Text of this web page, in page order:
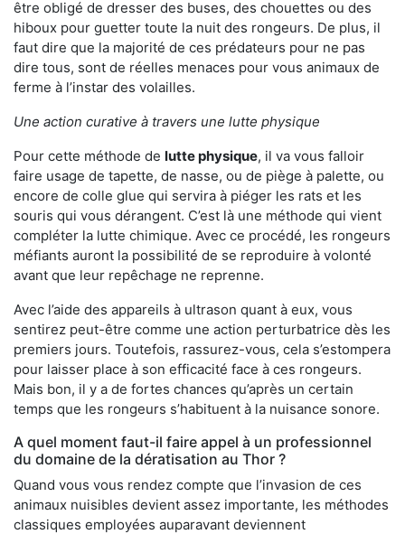
être obligé de dresser des buses, des chouettes ou des
hiboux pour guetter toute la nuit des rongeurs. De plus, il
faut dire que la majorité de ces prédateurs pour ne pas
dire tous, sont de réelles menaces pour vous animaux de
ferme à l’instar des volailles.
Une action curative à travers une lutte physique
Pour cette méthode de lutte physique, il va vous falloir
faire usage de tapette, de nasse, ou de piège à palette, ou
encore de colle glue qui servira à piéger les rats et les
souris qui vous dérangent. C’est là une méthode qui vient
compléter la lutte chimique. Avec ce procédé, les rongeurs
méfiants auront la possibilité de se reproduire à volonté
avant que leur repêchage ne reprenne.
Avec l’aide des appareils à ultrason quant à eux, vous
sentirez peut-être comme une action perturbatrice dès les
premiers jours. Toutefois, rassurez-vous, cela s’estompera
pour laisser place à son efficacité face à ces rongeurs.
Mais bon, il y a de fortes chances qu’après un certain
temps que les rongeurs s’habituent à la nuisance sonore.
A quel moment faut-il faire appel à un professionnel
du domaine de la dératisation au Thor ?
Quand vous vous rendez compte que l’invasion de ces
animaux nuisibles devient assez importante, les méthodes
classiques employées auparavant deviennent